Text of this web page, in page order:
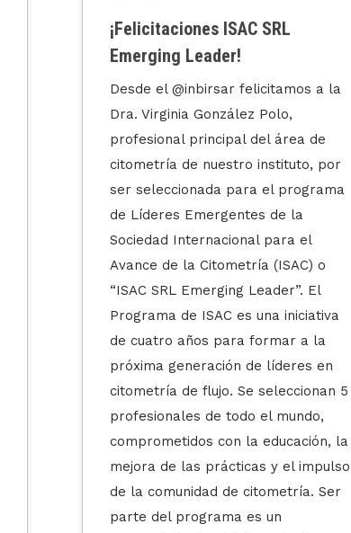
¡Felicitaciones ISAC SRL
Emerging Leader!
Desde el @inbirsar felicitamos a la
Dra. Virginia González Polo,
profesional principal del área de
citometría de nuestro instituto, por
ser seleccionada para el programa
de Líderes Emergentes de la
Sociedad Internacional para el
Avance de la Citometría (ISAC) o
“ISAC SRL Emerging Leader”. El
Programa de ISAC es una iniciativa
de cuatro años para formar a la
próxima generación de líderes en
citometría de flujo. Se seleccionan 5
profesionales de todo el mundo,
comprometidos con la educación, la
mejora de las prácticas y el impulso
de la comunidad de citometría. Ser
parte del programa es un